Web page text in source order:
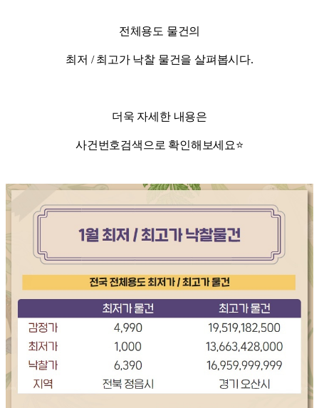
전체용도 물건의
최저 / 최고가 낙찰 물건을 살펴봅시다.
더욱 자세한 내용은
사건번호검색으로 확인해보세요⭐